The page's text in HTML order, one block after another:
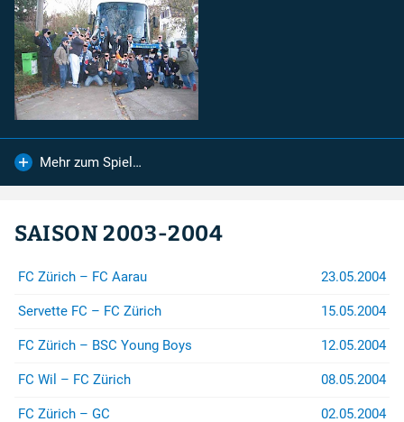
Mehr zum Spiel…
SAISON 2003-2004
FC Zürich – FC Aarau 23.05.2004
Servette FC – FC Zürich 15.05.2004
FC Zürich – BSC Young Boys 12.05.2004
FC Wil – FC Zürich 08.05.2004
FC Zürich – GC 02.05.2004